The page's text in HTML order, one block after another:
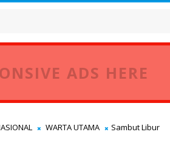
ADS HERE
WARTA UTAMA
Sambut Libur